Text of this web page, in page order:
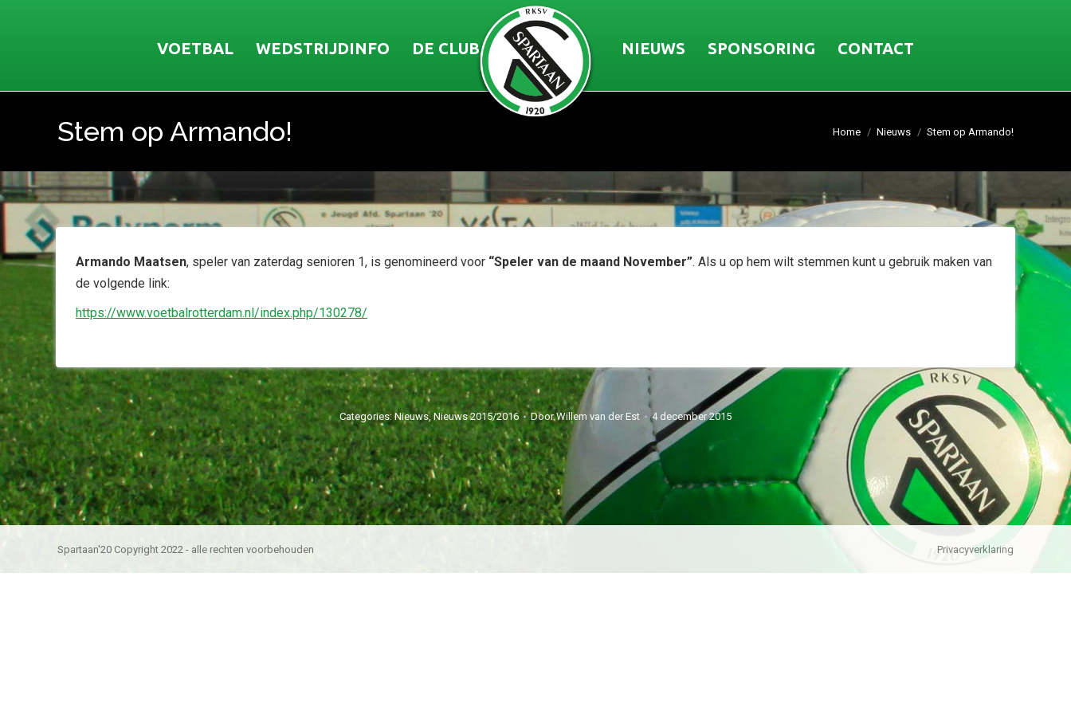
VOETBAL WEDSTRIJDINFO DE CLUB NIEUWS SPONSORING CONTACT
Stem op Armando!
Je bent hier: Home Nieuws Stem op Armando!
Armando Maatsen, speler van zaterdag senioren 1, is genomineerd voor “Speler van de maand November”. Als u op hem wilt stemmen kunt u gebruik maken van
de volgende link:
https://www.voetbalrotterdam.nl/index.php/130278/
Categories:Nieuws,Nieuws 2015/2016 DoorWillem van der Est 4 december 2015
Spartaan'20 Copyright 2022 - alle rechten voorbehouden Privacyverklaring